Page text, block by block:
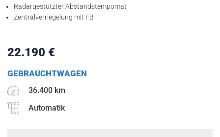
Radargestützter Abstandstempomat
Zentralverriegelung mit FB
22.190 €
GEBRAUCHTWAGEN
36.400 km
Automatik
08.09. – 19.09.2025
Ab dem 22.09.2025
gewohnt für Sie da.